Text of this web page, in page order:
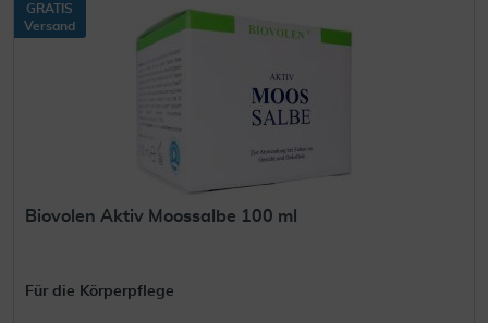
GRATIS
Versand
Biovolen Aktiv Moossalbe 100 ml
Für die Körperpflege